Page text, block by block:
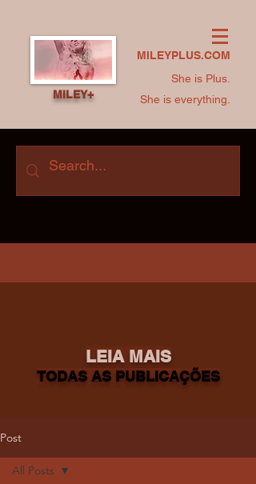
MILEYPLUS.COM
She is Plus.
She is everything.
MILEY+
LEIA MAIS
TODAS AS PUBLICAÇÕES
Post
All Posts